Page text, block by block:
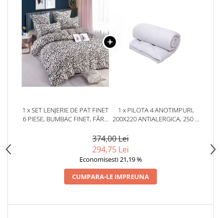
1 x SET LENJERIE DE PAT FINET
6 PIESE, BUMBAC FINET, FĂRĂ
1 x PILOTA 4 ANOTIMPURI,
200X220 ANTIALERGICA, 250 G
374,00 Lei
294,75 Lei
Economisesti 21,19 %
CUMPARA-LE IMPREUNA